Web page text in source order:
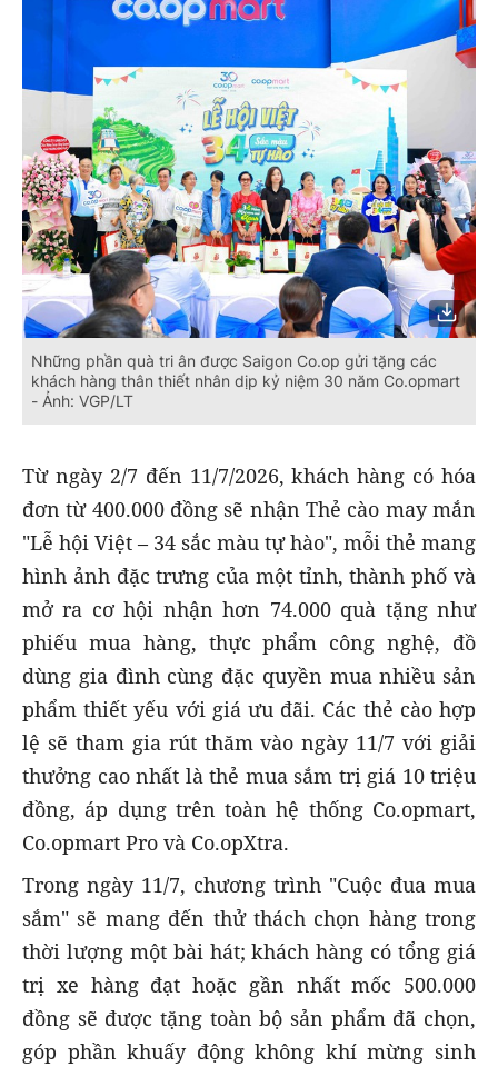
Những phần quà tri ân được Saigon Co.op gửi tặng các
khách hàng thân thiết nhân dịp kỷ niệm 30 năm Co.opmart
- Ảnh: VGP/LT
Từ ngày 2/7 đến 11/7/2026, khách hàng có hóa
đơn từ 400.000 đồng sẽ nhận Thẻ cào may mắn
"Lễ hội Việt – 34 sắc màu tự hào", mỗi thẻ mang
hình ảnh đặc trưng của một tỉnh, thành phố và
mở ra cơ hội nhận hơn 74.000 quà tặng như
phiếu mua hàng, thực phẩm công nghệ, đồ
dùng gia đình cùng đặc quyền mua nhiều sản
phẩm thiết yếu với giá ưu đãi. Các thẻ cào hợp
lệ sẽ tham gia rút thăm vào ngày 11/7 với giải
thưởng cao nhất là thẻ mua sắm trị giá 10 triệu
đồng, áp dụng trên toàn hệ thống Co.opmart,
Co.opmart Pro và Co.opXtra.
Trong ngày 11/7, chương trình "Cuộc đua mua
sắm" sẽ mang đến thử thách chọn hàng trong
thời lượng một bài hát; khách hàng có tổng giá
trị xe hàng đạt hoặc gần nhất mốc 500.000
đồng sẽ được tặng toàn bộ sản phẩm đã chọn,
góp phần khuấy động không khí mừng sinh